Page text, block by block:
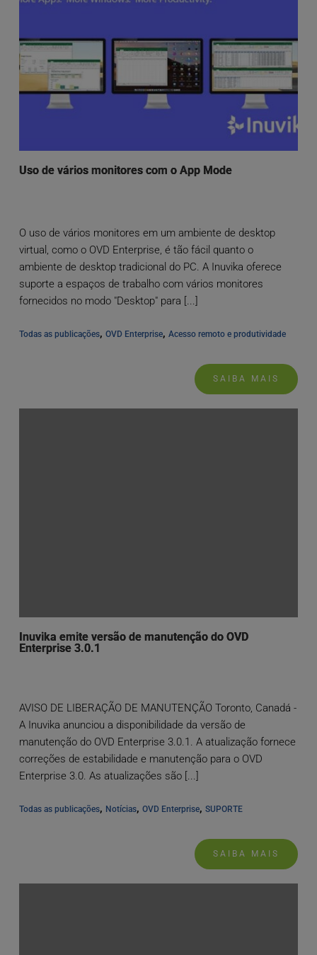
Uso de vários monitores com o App Mode
O uso de vários monitores em um ambiente de desktop
virtual, como o OVD Enterprise, é tão fácil quanto o
ambiente de desktop tradicional do PC. A Inuvika oferece
suporte a espaços de trabalho com vários monitores
fornecidos no modo "Desktop" para [...]
Todas as publicações, OVD Enterprise, Acesso remoto e produtividade
SAIBA MAIS
Inuvika emite versão de manutenção do OVD
Enterprise 3.0.1
AVISO DE LIBERAÇÃO DE MANUTENÇÃO Toronto, Canadá -
A Inuvika anunciou a disponibilidade da versão de
manutenção do OVD Enterprise 3.0.1. A atualização fornece
correções de estabilidade e manutenção para o OVD
Enterprise 3.0. As atualizações são [...]
Todas as publicações, Notícias, OVD Enterprise, SUPORTE
SAIBA MAIS